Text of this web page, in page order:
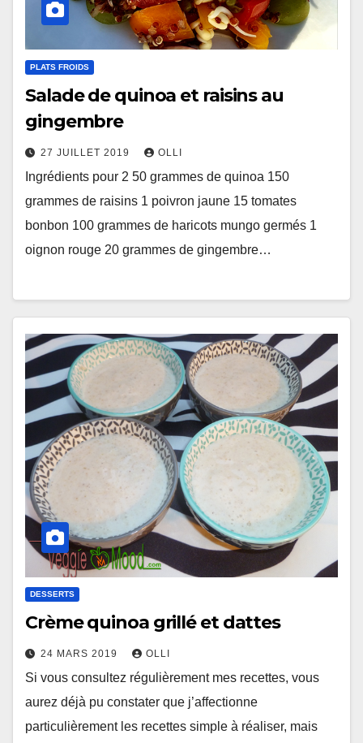
PLATS FROIDS
Salade de quinoa et raisins au
gingembre
27 JUILLET 2019 OLLI
Ingrédients pour 2 50 grammes de quinoa 150
grammes de raisins 1 poivron jaune 15 tomates
bonbon 100 grammes de haricots mungo germés 1
oignon rouge 20 grammes de gingembre…
DESSERTS
Crème quinoa grillé et dattes
24 MARS 2019 OLLI
Si vous consultez régulièrement mes recettes, vous
aurez déjà pu constater que j’affectionne
particulièrement les recettes simple à réaliser, mais